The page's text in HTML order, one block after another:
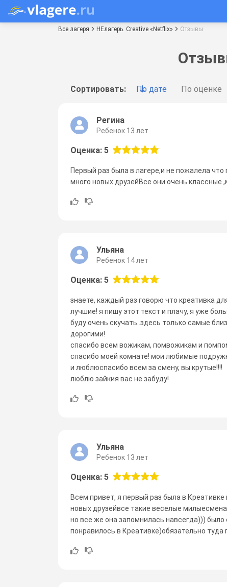
Все лагеря НЕлагерь. Creative «Netflix» Отзывы
Сортировать: По дате По оценке
Регина
Ребенок 13 лет
Оценка: 5
Первый раз была в лагере,и не пожалела
много новых друзейВсе они очень
Ульяна
Ребенок 14 лет
Оценка: 5
знаете, каждый раз говорю что креативка
лучшие! я пишу этот текст и плачу, я уже
буду очень скучать..здесь только самые
дорогими!
спасибо всем вожикам, помвожикам и
спасибо моей комнате! мои любимые
и люблюспасибо всем за смену, вы крутые!!!!
люблю зайкия вас не забуду!
Ульяна
Ребенок 13 лет
Оценка: 5
Всем привет, я первый раз была в
новых друзейвсе такие веселые
но все же она запомнилась навсегда)))
понравилось в Креативке)обязательно туда